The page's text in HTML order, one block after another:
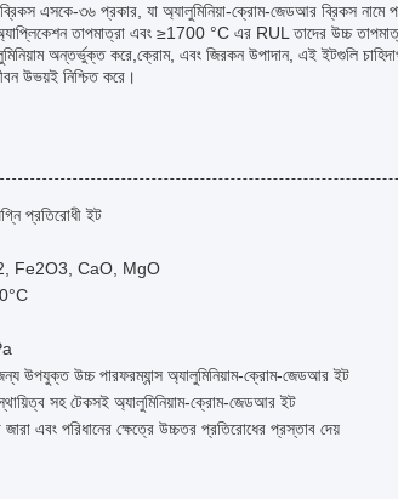
ব্রিকস এসকে-৩৬ প্রকার, যা অ্যালুমিনিয়া-ক্রোম-জেডআর ব্রিকস নামে
তাপমাত্রা এবং ≥1700 °C এর RUL তাদের উচ্চ
অন্তর্ভুক্ত করে,ক্রোম, এবং জিরকন উপাদান, এই ইটগুলি
উভয়ই নিশ্চিত করে।
প্রতিরোধী ইট
Fe2O3, CaO, MgO
উপযুক্ত উচ্চ পারফরম্যান্স অ্যালুমিনিয়াম-ক্রোম-জেডআর ইট
স্থায়িত্ব সহ টেকসই অ্যালুমিনিয়াম-ক্রোম-জেডআর ইট
এবং পরিধানের ক্ষেত্রে উচ্চতর প্রতিরোধের প্রস্তাব দেয়